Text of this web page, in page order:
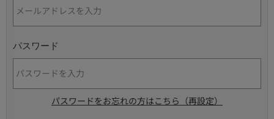
パスワード
パスワードをお忘れの方はこちら（再設定）